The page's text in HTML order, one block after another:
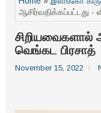
ஆசிர்வதிக்கப்பட்டது -
சிறியவைகளால்
வெங்கட பிரசாத்
November 15, 2022